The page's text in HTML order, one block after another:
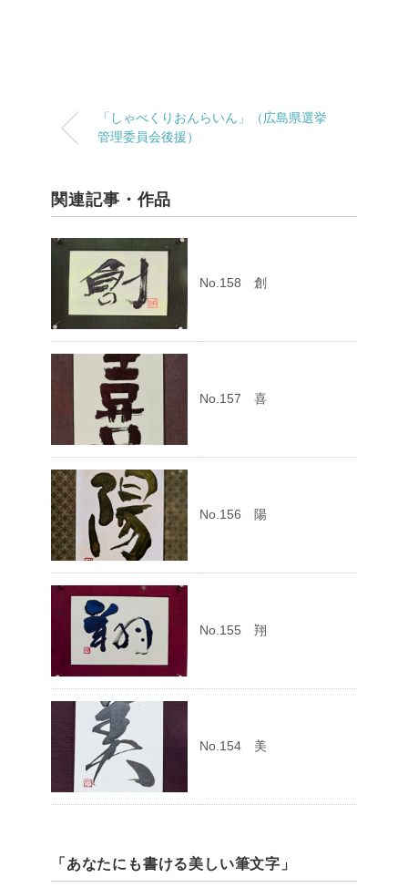
「しゃべくりおんらいん」（広島県選挙
管理委員会後援）
関連記事・作品
No.158 創
No.157 喜
No.156 陽
No.155 翔
No.154 美
「あなたにも書ける美しい筆文字」